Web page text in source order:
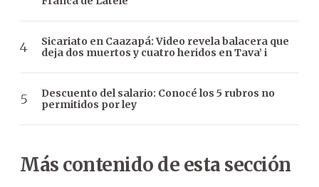
Sicariato en Caazapá: Video revela balacera que
deja dos muertos y cuatro heridos en Tava’ i
Descuento del salario: Conocé los 5 rubros no
permitidos por ley
Más contenido de esta sección